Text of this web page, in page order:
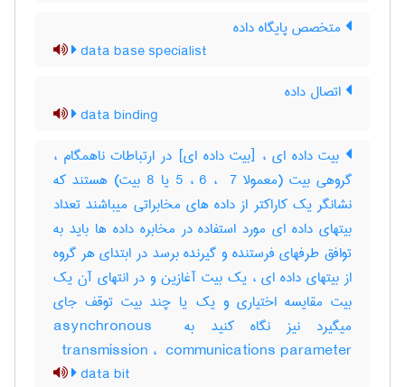
متخصص پایگاه داده
data base specialist
اتصال داده
data binding
بیت داده ای ، [بیت داده ای] در ارتباطات ناهمگام ،
گروهی بیت (معمولا ‎5 ، ‎6 ، ‎ 7 یا ‎8 بیت) هستند که
نشانگر یک کاراکتر از داده های مخابراتی میباشند تعداد
بیتهای داده ای مورد استفاده در مخابره داده ها باید به
توافق طرفهای فرستنده و گیرنده برسد در ابتدای هر گروه
از بیتهای داده ای ، یک بیت آغازین و در انتهای آن یک
بیت مقایسه اختیاری و یک یا چند بیت توقف جای
میگیرد نیز نگاه کنید به ‎asynchronous ‎
transmission ، ‎ communications parameter
data bit